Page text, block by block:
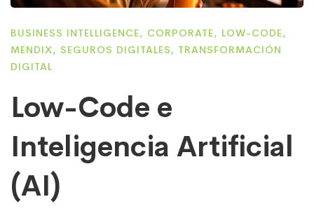
BUSINESS INTELLIGENCE, CORPORATE, LOW-CODE,
MENDIX, SEGUROS DIGITALES, TRANSFORMACIÓN
DIGITAL
Low-Code e
Inteligencia Artificial
(AI)